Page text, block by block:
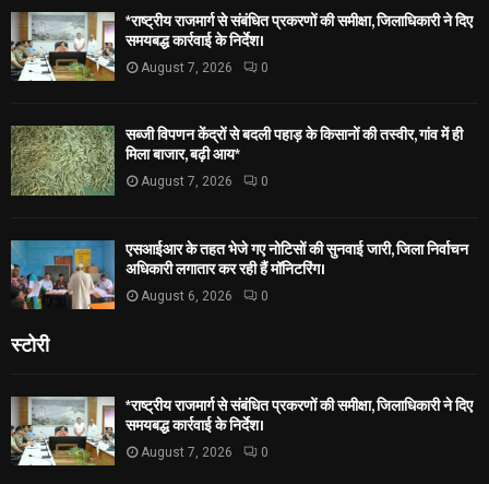
*राष्ट्रीय राजमार्ग से संबंधित प्रकरणों की समीक्षा, जिलाधिकारी ने दिए
समयबद्ध कार्रवाई के निर्देश।
August 7, 2026 0
सब्जी विपणन केंद्रों से बदली पहाड़ के किसानों की तस्वीर, गांव में ही
मिला बाजार, बढ़ी आय*
August 7, 2026 0
एसआईआर के तहत भेजे गए नोटिसों की सुनवाई जारी, जिला निर्वाचन
अधिकारी लगातार कर रही हैं मॉनिटरिंग।
August 6, 2026 0
स्टोरी
*राष्ट्रीय राजमार्ग से संबंधित प्रकरणों की समीक्षा, जिलाधिकारी ने दिए
समयबद्ध कार्रवाई के निर्देश।
August 7, 2026 0